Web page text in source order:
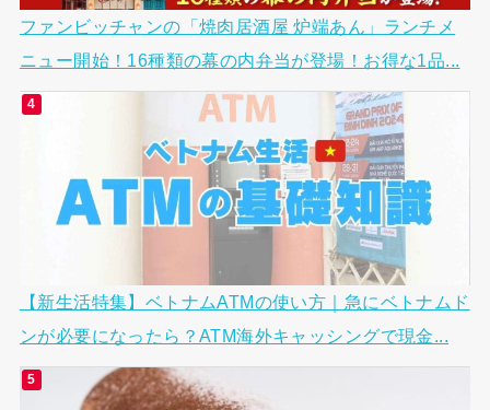
ファンビッチャンの「焼肉居酒屋 炉端あん」ランチメ
ニュー開始！16種類の幕の内弁当が登場！お得な1品...
【新生活特集】ベトナムATMの使い方｜急にベトナムド
ンが必要になったら？ATM海外キャッシングで現金...